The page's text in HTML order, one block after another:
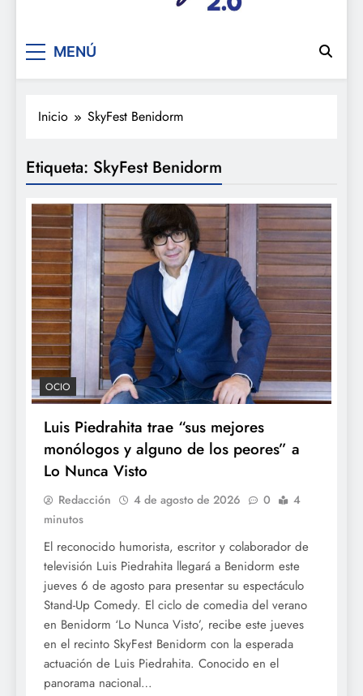
De festa en festa 2.0
MENÚ
Inicio SkyFest Benidorm
Etiqueta: SkyFest Benidorm
OCIO
Luis Piedrahita trae “sus mejores
monólogos y alguno de los peores” a
Lo Nunca Visto
Redacción 4 de agosto de 2026 0
4
minutos
El reconocido humorista, escritor y colaborador de
televisión Luis Piedrahita llegará a Benidorm este
jueves 6 de agosto para presentar su espectáculo
Stand-Up Comedy. El ciclo de comedia del verano
en Benidorm ‘Lo Nunca Visto’, recibe este jueves
en el recinto SkyFest Benidorm con la esperada
actuación de Luis Piedrahita. Conocido en el
panorama nacional…